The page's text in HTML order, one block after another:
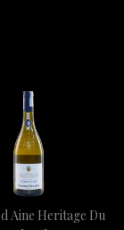
Aine Heritage Du